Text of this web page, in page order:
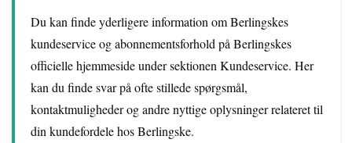
Du kan finde yderligere information om Berlingskes
kundeservice og abonnementsforhold på Berlingskes
officielle hjemmeside under sektionen Kundeservice. Her
kan du finde svar på ofte stillede spørgsmål,
kontaktmuligheder og andre nyttige oplysninger relateret til
din kundefordele hos Berlingske.